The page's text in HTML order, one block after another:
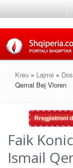
Kreu » Lajme »
Qemal Bej Vloren
Faik
Ismail